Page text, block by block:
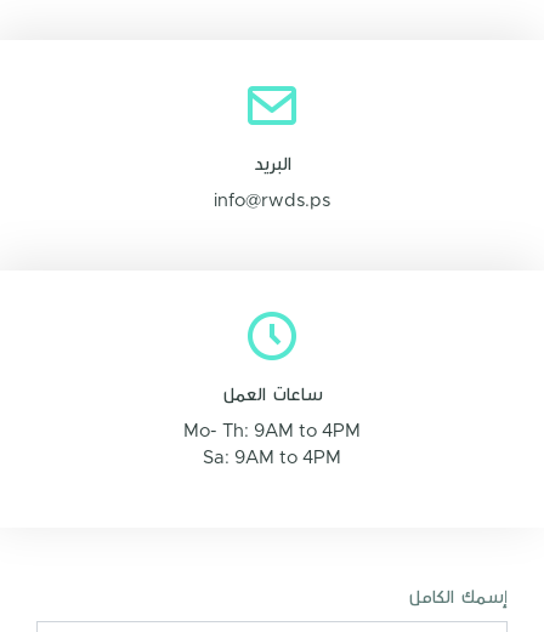
البريد
info@rwds.ps
ساعات العمل
Mo- Th: 9AM to 4PM
Sa: 9AM to 4PM
إسمك الكامل